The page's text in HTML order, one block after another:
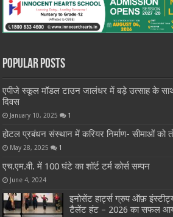
Popular Posts
एपीजे स्कूल मॉडल टाउन जालंधर में बड़े उत्साह के साथ
दिवस
January 10, 2025 1
होटल प्रबंधन संस्थान में करियर निर्माण- सीमाओं को
May 28, 2025 1
एच.एम.वी. में 100 घंटे का शॉर्ट टर्म कोर्स सम्पन
June 4, 2024
इनोसेंट हार्ट्स ग्रुप ऑफ़
टैलेंट हंट – 2026 का सफल